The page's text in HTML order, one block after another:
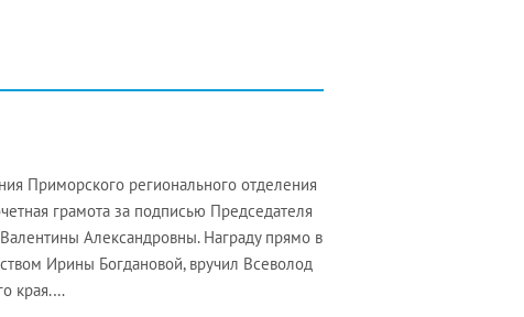
Приморского регионального отделения
грамота за подписью Председателя
Александровны. Награду прямо в
Ирины Богдановой, вручил Всеволод
края.…